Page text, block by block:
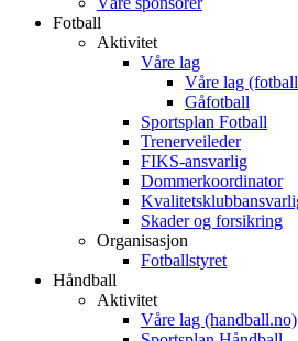
Fotball
Aktivitet
Våre lag
Våre lag
Gåfotball
Sportsplan Fotball
Trenerveileder
FIKS-ansvarlig
Dommerkoordinator
Skader og forsikring
Organisasjon
Fotballstyret
Håndball
Aktivitet
Våre lag (handball.no)